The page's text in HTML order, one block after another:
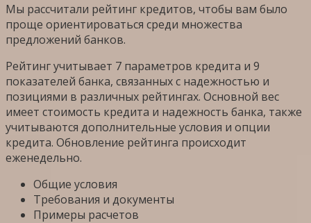
Мы рассчитали рейтинг кредитов, чтобы вам было
проще ориентироваться среди множества
предложений банков.
Рейтинг учитывает 7 параметров кредита и 9
показателей банка, связанных с надежностью и
позициями в различных рейтингах. Основной вес
имеет стоимость кредита и надежность банка, также
учитываются дополнительные условия и опции
кредита. Обновление рейтинга происходит
еженедельно.
Общие условия
Требования и документы
Примеры расчетов